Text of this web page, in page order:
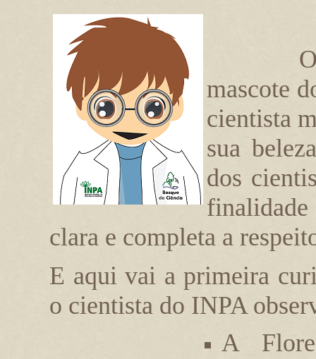
mascote
cientista
sua
dos
finalidade
clara e completa a
E aqui vai a primeira
o cientista do INPA
A